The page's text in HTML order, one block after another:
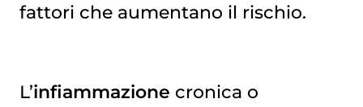
fattori che aumentano il rischio.
L’infiammazione cronica o